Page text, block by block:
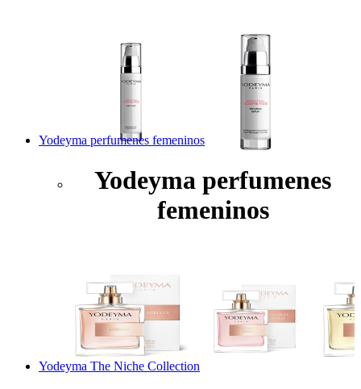
Yodeyma perfumenes femeninos
Yodeyma perfumenes
femeninos
Yodeyma The Niche Collection